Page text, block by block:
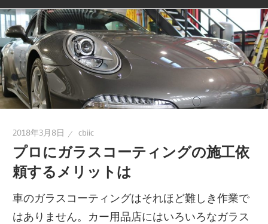
2018年3月8日 cbiic
プロにガラスコーティングの施工依
頼するメリットは
車のガラスコーティングはそれほど難しき作業で
はありません。カー用品店にはいろいろなガラス